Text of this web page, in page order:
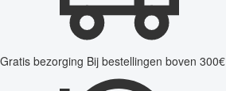
Gratis bezorging Bij bestellingen boven 300€